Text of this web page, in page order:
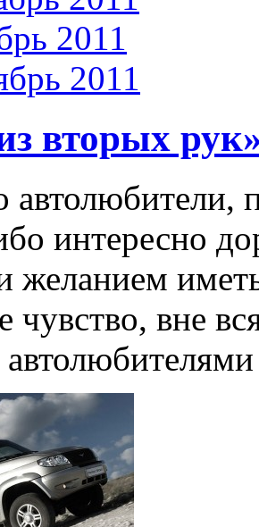
2011
2011
вторых
интересно
желанием
чувство, вне